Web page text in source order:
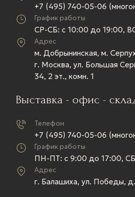
+7 (495) 740-05-06
График работы
СР-СБ: c 10:00 до 19:00,
Адрес
м. Добрынинская, м.
г. Москва, ул. Большая
34, 2 эт., комн. 1
Выставка - офис -
Телефон
+7 (495) 740-05-06
График работы
ПН-ПТ: c 9:00 до 17:00,
Адрес
г. Балашиха, ул. Победы,